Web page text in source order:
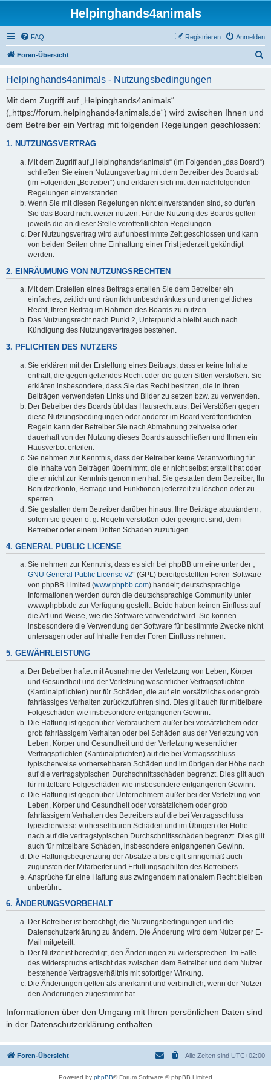
Helpinghands4animals
FAQ Anmelden
Registrieren
Foren-Übersicht
Helpinghands4animals - Nutzungsbedingungen
Mit dem Zugriff auf „Helpinghands4animals“
(„https://forum.helpinghands4animals.de“) wird zwischen Ihnen und
dem Betreiber ein Vertrag mit folgenden Regelungen geschlossen:
1. NUTZUNGSVERTRAG
Mit dem Zugriff auf „Helpinghands4animals“ (im Folgenden „das Board“)
schließen Sie einen Nutzungsvertrag mit dem Betreiber des Boards ab
(im Folgenden „Betreiber“) und erklären sich mit den nachfolgenden
Regelungen einverstanden.
Wenn Sie mit diesen Regelungen nicht einverstanden sind, so dürfen
Sie das Board nicht weiter nutzen. Für die Nutzung des Boards gelten
jeweils die an dieser Stelle veröffentlichten Regelungen.
Der Nutzungsvertrag wird auf unbestimmte Zeit geschlossen und kann
von beiden Seiten ohne Einhaltung einer Frist jederzeit gekündigt
werden.
2. EINRÄUMUNG VON NUTZUNGSRECHTEN
Mit dem Erstellen eines Beitrags erteilen Sie dem Betreiber ein
einfaches, zeitlich und räumlich unbeschränktes und unentgeltliches
Recht, Ihren Beitrag im Rahmen des Boards zu nutzen.
Das Nutzungsrecht nach Punkt 2, Unterpunkt a bleibt auch nach
Kündigung des Nutzungsvertrages bestehen.
3. PFLICHTEN DES NUTZERS
Sie erklären mit der Erstellung eines Beitrags, dass er keine Inhalte
enthält, die gegen geltendes Recht oder die guten Sitten verstoßen. Sie
erklären insbesondere, dass Sie das Recht besitzen, die in Ihren
Beiträgen verwendeten Links und Bilder zu setzen bzw. zu verwenden.
Der Betreiber des Boards übt das Hausrecht aus. Bei Verstößen gegen
diese Nutzungsbedingungen oder anderer im Board veröffentlichten
Regeln kann der Betreiber Sie nach Abmahnung zeitweise oder
dauerhaft von der Nutzung dieses Boards ausschließen und Ihnen ein
Hausverbot erteilen.
Sie nehmen zur Kenntnis, dass der Betreiber keine Verantwortung für
die Inhalte von Beiträgen übernimmt, die er nicht selbst erstellt hat oder
die er nicht zur Kenntnis genommen hat. Sie gestatten dem Betreiber, Ihr
Benutzerkonto, Beiträge und Funktionen jederzeit zu löschen oder zu
sperren.
Sie gestatten dem Betreiber darüber hinaus, Ihre Beiträge abzuändern,
sofern sie gegen o. g. Regeln verstoßen oder geeignet sind, dem
Betreiber oder einem Dritten Schaden zuzufügen.
4. GENERAL PUBLIC LICENSE
Sie nehmen zur Kenntnis, dass es sich bei phpBB um eine unter der „
GNU General Public License v2“ (GPL) bereitgestellten Foren-Software
von phpBB Limited (www.phpbb.com) handelt; deutschsprachige
Informationen werden durch die deutschsprachige Community unter
www.phpbb.de zur Verfügung gestellt. Beide haben keinen Einfluss auf
die Art und Weise, wie die Software verwendet wird. Sie können
insbesondere die Verwendung der Software für bestimmte Zwecke nicht
untersagen oder auf Inhalte fremder Foren Einfluss nehmen.
5. GEWÄHRLEISTUNG
Der Betreiber haftet mit Ausnahme der Verletzung von Leben, Körper
und Gesundheit und der Verletzung wesentlicher Vertragspflichten
(Kardinalpflichten) nur für Schäden, die auf ein vorsätzliches oder grob
fahrlässiges Verhalten zurückzuführen sind. Dies gilt auch für mittelbare
Folgeschäden wie insbesondere entgangenen Gewinn.
Die Haftung ist gegenüber Verbrauchern außer bei vorsätzlichem oder
grob fahrlässigem Verhalten oder bei Schäden aus der Verletzung von
Leben, Körper und Gesundheit und der Verletzung wesentlicher
Vertragspflichten (Kardinalpflichten) auf die bei Vertragsschluss
typischerweise vorhersehbaren Schäden und im übrigen der Höhe nach
auf die vertragstypischen Durchschnittsschäden begrenzt. Dies gilt auch
für mittelbare Folgeschäden wie insbesondere entgangenen Gewinn.
Die Haftung ist gegenüber Unternehmern außer bei der Verletzung von
Leben, Körper und Gesundheit oder vorsätzlichem oder grob
fahrlässigem Verhalten des Betreibers auf die bei Vertragsschluss
typischerweise vorhersehbaren Schäden und im Übrigen der Höhe
nach auf die vertragstypischen Durchschnittsschäden begrenzt. Dies gilt
auch für mittelbare Schäden, insbesondere entgangenen Gewinn.
Die Haftungsbegrenzung der Absätze a bis c gilt sinngemäß auch
zugunsten der Mitarbeiter und Erfüllungsgehilfen des Betreibers.
Ansprüche für eine Haftung aus zwingendem nationalem Recht bleiben
unberührt.
6. ÄNDERUNGSVORBEHALT
Der Betreiber ist berechtigt, die Nutzungsbedingungen und die
Datenschutzerklärung zu ändern. Die Änderung wird dem Nutzer per E-
Mail mitgeteilt.
Der Nutzer ist berechtigt, den Änderungen zu widersprechen. Im Falle
des Widerspruchs erlischt das zwischen dem Betreiber und dem Nutzer
bestehende Vertragsverhältnis mit sofortiger Wirkung.
Die Änderungen gelten als anerkannt und verbindlich, wenn der Nutzer
den Änderungen zugestimmt hat.
Informationen über den Umgang mit Ihren persönlichen Daten sind
in der Datenschutzerklärung enthalten.
Foren-Übersicht Alle Zeiten sind UTC+02:00
Powered by phpBB® Forum Software © phpBB Limited